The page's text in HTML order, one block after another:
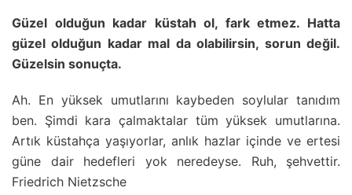
Güzel olduğun kadar küstah ol, fark etmez. Hatta
güzel olduğun kadar mal da olabilirsin, sorun değil.
Güzelsin sonuçta.
Ah. En yüksek umutlarını kaybeden soylular tanıdım
ben. Şimdi kara çalmaktalar tüm yüksek umutlarına.
Artık küstahça yaşıyorlar, anlık hazlar içinde ve ertesi
güne dair hedefleri yok neredeyse. Ruh, şehvettir.
Friedrich Nietzsche